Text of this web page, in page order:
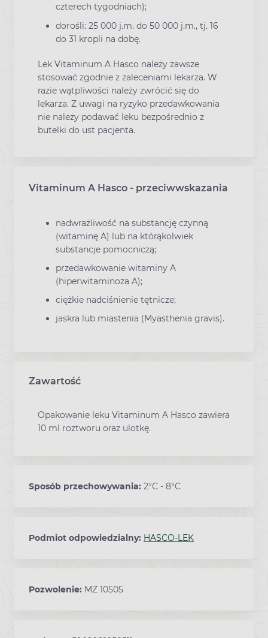
czterech tygodniach);
dorośli: 25 000 j.m. do 50 000 j.m., tj. 16
do 31 kropli na dobę.
Lek Vitaminum A Hasco należy zawsze
stosować zgodnie z zaleceniami lekarza. W
razie wątpliwości należy zwrócić się do
lekarza. Z uwagi na ryzyko przedawkowania
nie należy podawać leku bezpośrednio z
butelki do ust pacjenta.
Vitaminum A Hasco - przeciwwskazania
nadwrażliwość na substancję czynną
(witaminę A) lub na którąkolwiek
substancje pomocniczą;
przedawkowanie witaminy A
(hiperwitaminoza A);
ciężkie nadciśnienie tętnicze;
jaskra lub miastenia (Myasthenia gravis).
Zawartość
Opakowanie leku Vitaminum A Hasco zawiera
10 ml roztworu oraz ulotkę.
Sposób przechowywania: 2°C - 8°C
Podmiot odpowiedzialny: HASCO-LEK
Pozwolenie: MZ 10505